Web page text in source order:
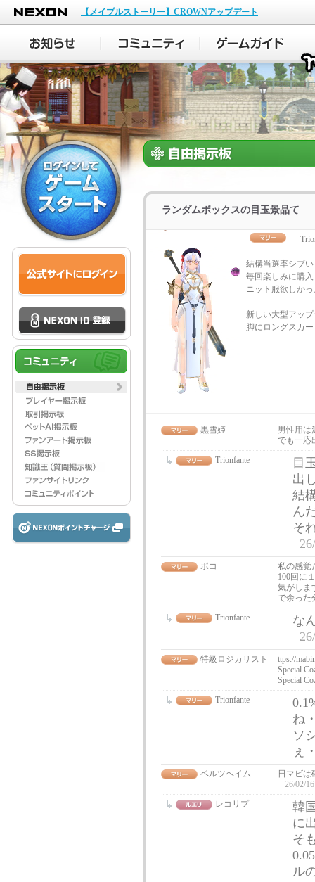
NEXON
【メイプルストーリー】CROWNアップデート
ランダムボックスの目玉景品て
結構当選率シブ
毎回楽しみに購
ニット服欲しかっ
新しい大型アッ
脚にロングスカ
黒雪姫
男性用は
でも一応
Trionfante
目
出
結
ん
そ
ポコ
私の感覚
100回に
気がしま
で余っ
Trionfante
な
特級ロジカリスト
ttps://
Special
Special
Trionfante
ね
ソ
ぇ
ベルツヘイム
日マビ
26/02/
レコリプ
韓
に
そ
ル